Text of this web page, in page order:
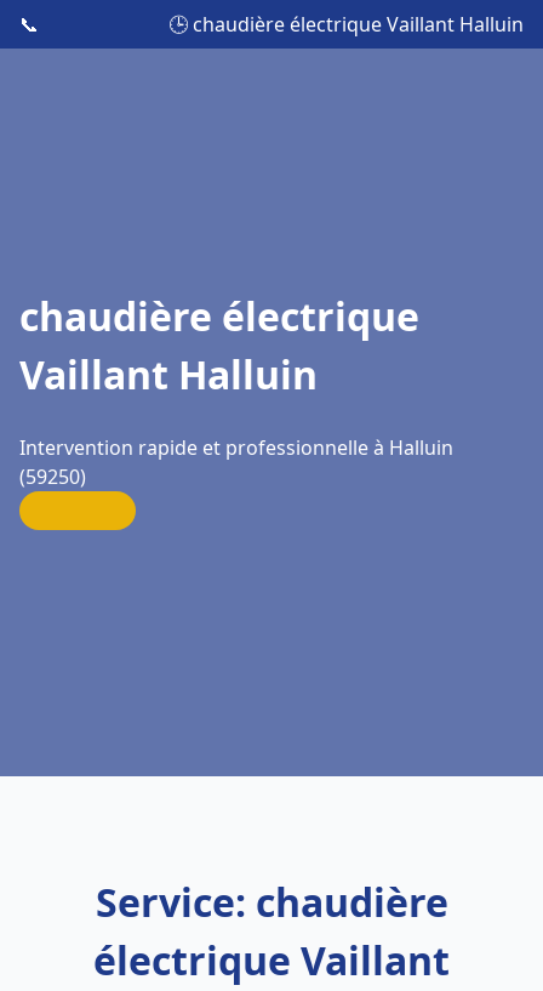
📞 🕒 chaudière électrique Vaillant Halluin
chaudière électrique
Vaillant Halluin
Intervention rapide et professionnelle à Halluin
(59250)
Service: chaudière
électrique Vaillant